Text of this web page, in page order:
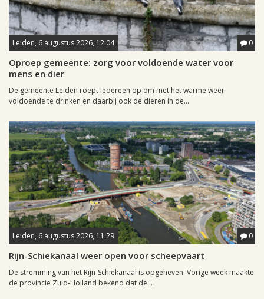
Leiden, 6 augustus 2026, 12:04 0
Oproep gemeente: zorg voor voldoende water voor
mens en dier
De gemeente Leiden roept iedereen op om met het warme weer
voldoende te drinken en daarbij ook de dieren in de...
Leiden, 6 augustus 2026, 11:29 0
Rijn-Schiekanaal weer open voor scheepvaart
De stremming van het Rijn-Schiekanaal is opgeheven. Vorige week maakte
de provincie Zuid-Holland bekend dat de...